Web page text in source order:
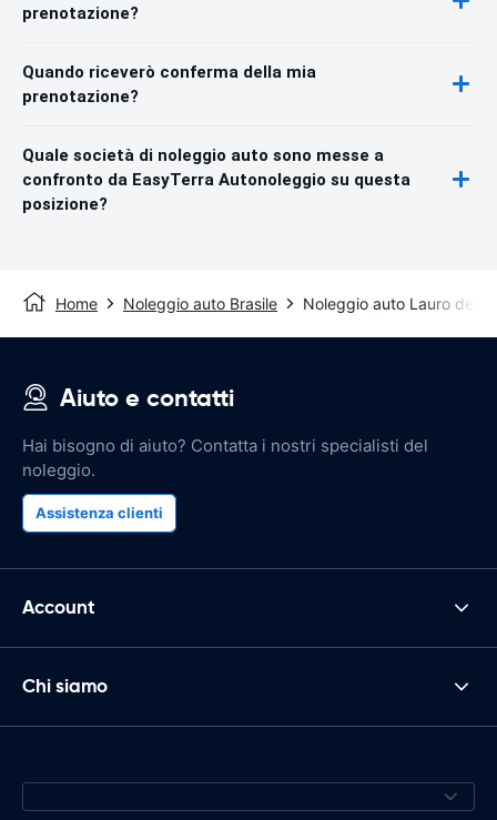
prenotazione?
Quando riceverò conferma della mia
prenotazione?
Quale società di noleggio auto sono messe a
confronto da EasyTerra Autonoleggio su questa
posizione?
Home Noleggio auto Brasile Noleggio auto Lauro de
Aiuto e contatti
Hai bisogno di aiuto? Contatta i nostri specialisti del
noleggio.
Assistenza clienti
Account
Chi siamo